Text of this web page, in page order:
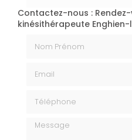
Contactez-nous :
kinésithérapeute
Message